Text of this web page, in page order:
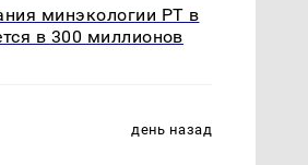
минэкологии РТ в
в 300 миллионов
день назад